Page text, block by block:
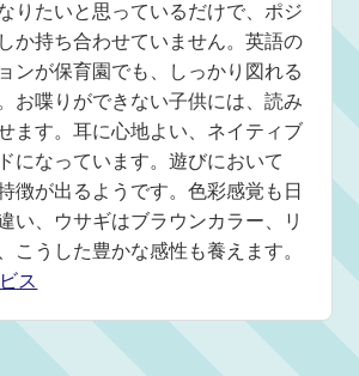
りたいと思っているだけで、ポジ
か持ち合わせていません。英語の
ンが保育園でも、しっかり図れる
お喋りができない子供には、読み
ます。耳に心地よい、ネイティブ
になっています。遊びにおいて
徴が出るようです。色彩感覚も日
い、ウサギはブラウンカラー、リ
こうした豊かな感性も養えます。
ス